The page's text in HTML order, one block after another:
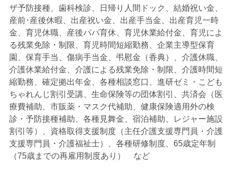
ザ予防接種、歯科検診、日帰り人間ドック、結婚祝い金、
産前･産後休暇、出産祝い金、出産手当金、出産育児一時
金、育児休職、産後パパ育休、育児休業給付金、育児によ
る残業免除・制限、育児時間短縮勤務、企業主導型保育
園、保育手当、傷病手当金、弔慰金（香典）、介護休職、
介護休業給付金、介護による残業免除・制限、介護時間短
縮勤務、確定拠出年金、各種相談窓口、進研ゼミ・こども
ちゃれんじ割引受講、生命保険等の団体割引、共済会（医
療費補助、市販薬・マスク代補助、健康保険適用外の検
診・予防接種補助、各種見舞金、宿泊補助、レジャー施設
割引等）、資格取得支援制度（主任介護支援専門員・介護
支援専門員・介護福祉士）、各種研修制度、65歳定年制
（75歳までの再雇用制度あり） など